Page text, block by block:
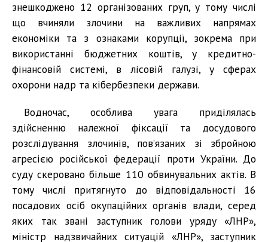
знешкоджено 12 організованих груп, у тому числі
що вчиняли злочини на важливих напрямах
економіки та з ознаками корупції, зокрема при
використанні бюджетних коштів, у кредитно-
фінансовій системі, в лісовій галузі, у сферах
охорони надр та кібербезпеки держави.
Водночас, особлива увага приділялась
здійсненню належної фіксації та досудового
розслідування злочинів, пов’язаних зі збройною
агресією російської федерації проти України. До
суду скеровано більше 110 обвинувальних актів. В
тому числі притягнуто до відповідальності 16
посадових осіб окупаційних органів влади, серед
яких так звані заступник голови уряду «ЛНР»,
міністр надзвичайних ситуацій «ЛНР», заступник